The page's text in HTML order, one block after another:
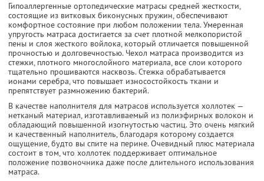
Гипоаллергенные ортопедические матрасы средней жесткости,
состоящие из витковых биконусных пружин, обеспечивают
комфортное состояние при любом положении тела. Умеренная
упругость матраса достигается за счет плотной мелкопористой
пены и слоя жесткого войлока, который отличается повышенной
прочностью и долговечностью. Чехол матраса производится из
стежки, плотного многослойного материала, все слои которого
тщательно прошиваются насквозь. Стежка обрабатывается
ионами серебра, что повышает износостойкость ткани и
препятствует размножению бактерий.
В качестве наполнителя для матрасов используется холлотек —
нетканый материал, изготавливаемый из полиэфирных волокон и
обладающий повышенной изогнутостью частиц. Это очень мягкий
и качественный наполнитель, благодаря которому создается
ощущение, будто вы спите на перине. Очевидный плюс материала
состоит в том, что холлотек поддерживает оптимальное
положение позвоночника даже после длительного использования
матраса.